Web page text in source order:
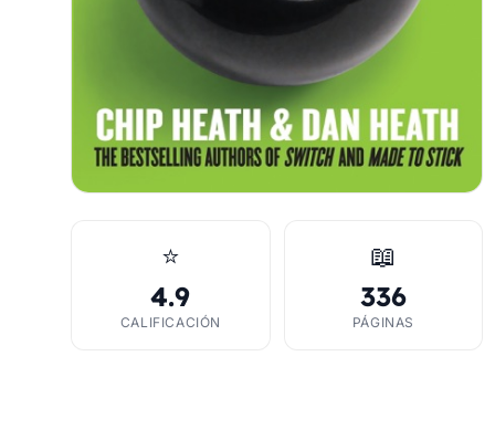
⭐
4.9
CALIFICACIÓN
📖
336
PÁGINAS